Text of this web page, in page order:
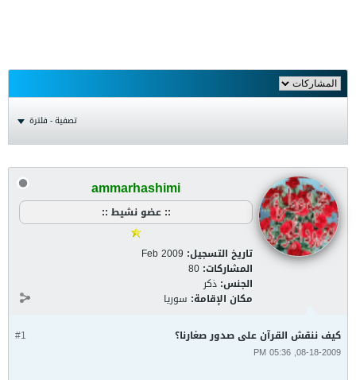
تصفية - فلترة
ammarhashimi
:: عضو نشيط ::
تاريخ التسجيل: Feb 2009
المشاركات: 80
الجنس: ذكر
مكان الإقامة: سوريا
#1 كيف ننقش القرآن على صدور صغارنا؟
08-18-2009, 05:36 PM